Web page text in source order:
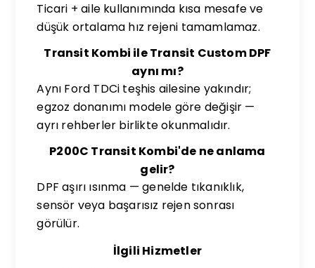
Ticari + aile kullanımında kısa mesafe ve
düşük ortalama hız rejeni tamamlamaz.
Transit Kombi ile Transit Custom DPF
aynı mı?
Aynı Ford TDCi teşhis ailesine yakındır;
egzoz donanımı modele göre değişir —
ayrı rehberler birlikte okunmalıdır.
P200C Transit Kombi'de ne anlama
gelir?
DPF aşırı ısınma — genelde tıkanıklık,
sensör veya başarısız rejen sonrası
görülür.
İlgili Hizmetler